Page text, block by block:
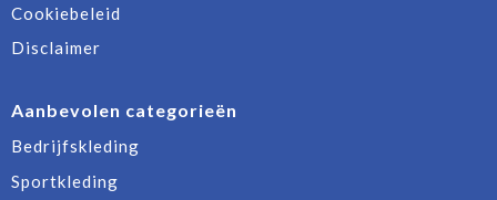
Cookiebeleid
Disclaimer
Aanbevolen categorieën
Bedrijfskleding
Sportkleding